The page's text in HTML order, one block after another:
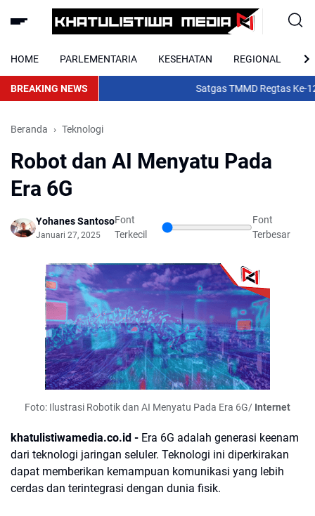
HOME PARLEMENTARIA KESEHATAN REGIONAL
BREAKING NEWS Satgas TMMD Regtas Ke-
Beranda Teknologi
Robot dan AI Menyatu Pada
Era 6G
Yohanes Santoso
Januari 27, 2025
Font
Terkecil
Font
Terbesar
Foto: Ilustrasi Robotik dan AI Menyatu Pada Era 6G/ Internet
khatulistiwamedia.co.id - Era 6G adalah generasi keenam
dari teknologi jaringan seluler. Teknologi ini diperkirakan
dapat memberikan kemampuan komunikasi yang lebih
cerdas dan terintegrasi dengan dunia fisik.